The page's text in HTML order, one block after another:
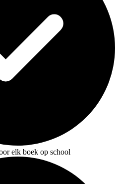
elk boek op school